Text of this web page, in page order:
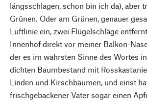
längsschlagen, schon bin ich da), aber
Grünen. Oder am Grünen, genauer
Luftlinie ein, zwei Flügelschläge
Innenhof direkt vor meiner Balkon-
der es im wahrsten Sinne des Wortes
dichten Baumbestand mit
Linden und Kirschbäumen, und einst
frischgebackener Vater sogar einen